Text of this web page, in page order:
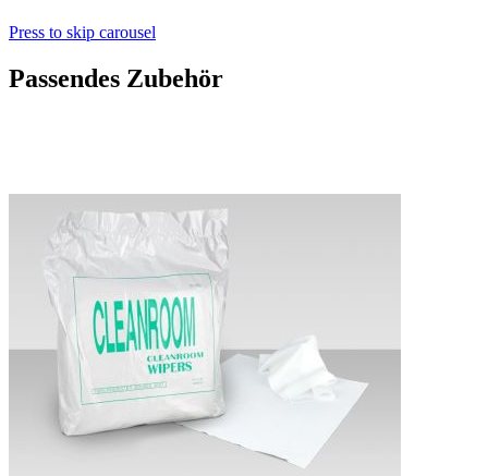
Press to skip carousel
Passendes Zubehör